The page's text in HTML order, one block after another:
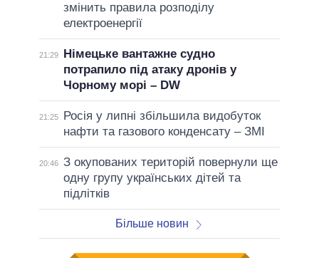
змінить правила розподілу
електроенергії
21:29
Німецьке вантажне судно
потрапило під атаку дронів у
Чорному морі – DW
21:25
Росія у липні збільшила видобуток
нафти та газового конденсату – ЗМІ
20:46 З окупованих територій повернули ще
одну групу українських дітей та
підлітків
Більше новин